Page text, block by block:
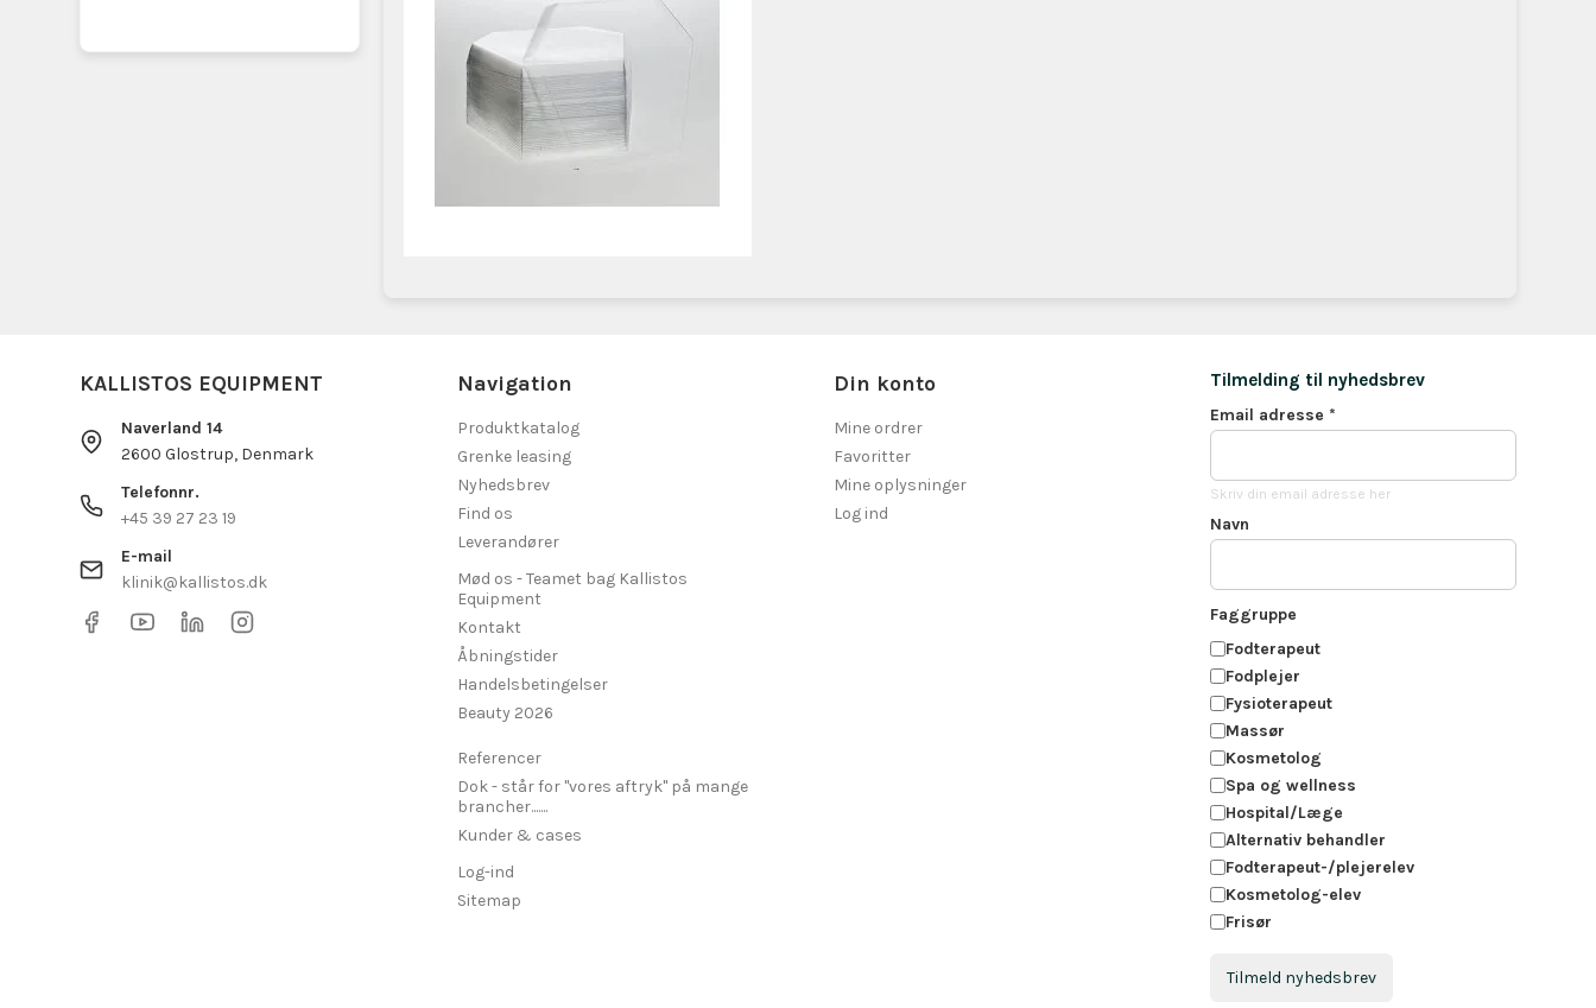
KALLISTOS EQUIPMENT
Naverland 14
2600 Glostrup, Denmark
Telefonnr.
+45 39 27 23 19
E-mail
klinik@kallistos.dk
Navigation
Produktkatalog
Grenke leasing
Nyhedsbrev
Find os
Leverandører
Mød os - Teamet bag Kallistos
Equipment
Kontakt
Åbningstider
Handelsbetingelser
Beauty 2026
Referencer
Dok - står for "vores aftryk" på mange
brancher.......
Kunder & cases
Log-ind
Sitemap
Din konto
Mine ordrer
Favoritter
Mine oplysninger
Log ind
Tilmelding til nyhedsbrev
Email adresse*
Skriv din email adresse her
Navn
Faggruppe
Fodterapeut
Fodplejer
Fysioterapeut
Massør
Kosmetolog
Spa og wellness
Hospital/Læge
Alternativ behandler
Fodterapeut-/plejerelev
Kosmetolog-elev
Frisør
Tilmeld nyhedsbrev